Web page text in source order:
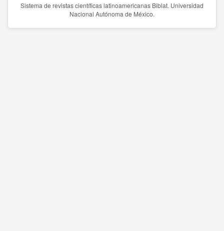
Sistema de revistas científicas latinoamericanas Biblat. Universidad
Nacional Autónoma de México.